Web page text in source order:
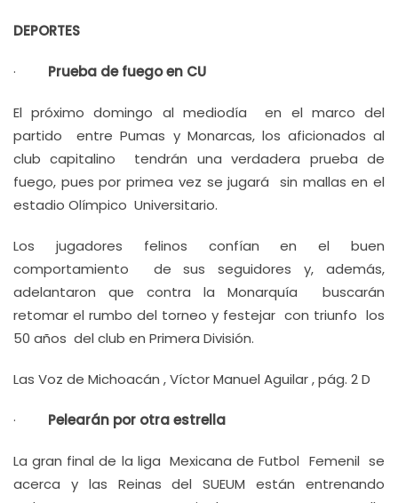
DEPORTES
· Prueba de fuego en CU
El próximo domingo al mediodía en el marco del
partido entre Pumas y Monarcas, los aficionados al
club capitalino tendrán una verdadera prueba de
fuego, pues por primea vez se jugará sin mallas en el
estadio Olímpico Universitario.
Los jugadores felinos confían en el buen
comportamiento de sus seguidores y, además,
adelantaron que contra la Monarquía buscarán
retomar el rumbo del torneo y festejar con triunfo los
50 años del club en Primera División.
Las Voz de Michoacán , Víctor Manuel Aguilar , pág. 2 D
· Pelearán por otra estrella
La gran final de la liga Mexicana de Futbol Femenil se
acerca y las Reinas del SUEUM están entrenando